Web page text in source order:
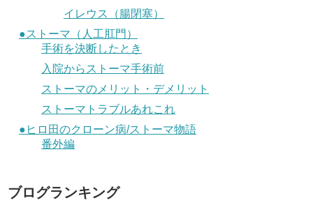
イレウス（腸閉塞）
●ストーマ（人工肛門）
手術を決断したとき
入院からストーマ手術前
ストーマのメリット・デメリット
ストーマトラブルあれこれ
●ヒロ田のクローン病/ストーマ物語
番外編
ブログランキング